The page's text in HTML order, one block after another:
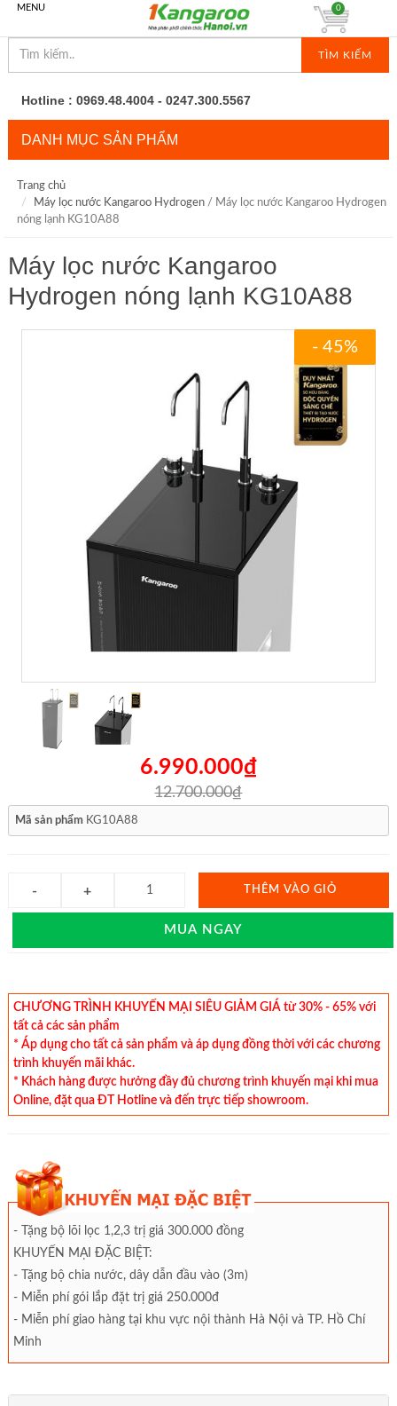
MENU
TÌM KIẾM
0
Hotline : 0969.48.4004 - 0247.300.5567
DANH MỤC SẢN PHẨM
Trang chủ
Máy lọc nước Kangaroo Hydrogen/ Máy lọc nước Kangaroo Hydrogen
nóng lạnh KG10A88
Máy lọc nước Kangaroo
Hydrogen nóng lạnh KG10A88
- 45%
6.990.000₫
12.700.000₫
Mã sản phẩm KG10A88
THÊM VÀO GIỎ
MUA NGAY
CHƯƠNG TRÌNH KHUYẾN MẠI SIÊU GIẢM GIÁ từ 30% - 65% với
tất cả các sản phẩm
* Áp dụng cho tất cả sản phẩm và áp dụng đồng thời với các chương
trình khuyến mãi khác.
* Khách hàng được hưởng đầy đủ chương trình khuyến mại khi mua
Online, đặt qua ĐT Hotline và đến trực tiếp showroom.
- Tặng bộ lõi lọc 1,2,3 trị giá 300.000 đồng
KHUYẾN MẠI ĐẶC BIỆT:
- Tặng bộ chia nước, dây dẫn đầu vào (3m)
- Miễn phí gói lắp đặt trị giá 250.000đ
- Miễn phí giao hàng tại khu vực nội thành Hà Nội và TP. Hồ Chí
Minh